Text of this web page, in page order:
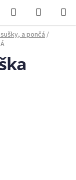
Hľadať
KOŠÍK
a pončá/